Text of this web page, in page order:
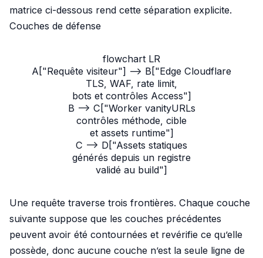
matrice ci-dessous rend cette séparation explicite.
Couches de défense
flowchart LR
A["Requête visiteur"] --> B["Edge Cloudflare
TLS, WAF, rate limit,
bots et contrôles Access"]
B --> C["Worker vanityURLs
contrôles méthode, cible
et assets runtime"]
C --> D["Assets statiques
générés depuis un registre
validé au build"]
Une requête traverse trois frontières. Chaque couche
suivante suppose que les couches précédentes
peuvent avoir été contournées et revérifie ce qu’elle
possède, donc aucune couche n’est la seule ligne de